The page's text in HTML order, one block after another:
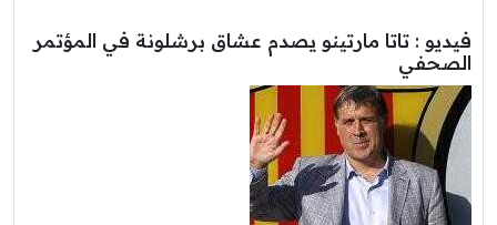
فيديو : تاتا مارتينو يصدم عشاق برشلونة في المؤتمر
الصحفي